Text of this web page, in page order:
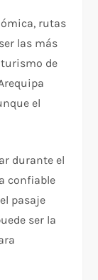
rutas
las más
de
el
durante el
confiable
pasaje
ser la